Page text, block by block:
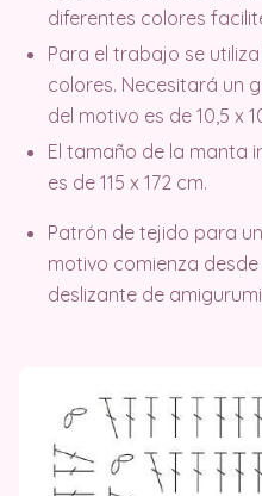
diferentes colores
Para el trabajo se
colores. Necesitará un
del motivo es de 10,5 x
El tamaño de la manta
es de 115 x 172 cm.
Patrón de tejido para
motivo comienza
deslizante de